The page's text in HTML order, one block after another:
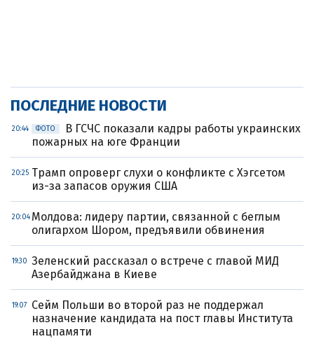
ПОСЛЕДНИЕ НОВОСТИ
20:44 ФОТО
В ГСЧС показали кадры работы украинских
пожарных на юге Франции
20:25 Трамп опроверг слухи о конфликте с Хэгсетом
из-за запасов оружия США
20:04 Молдова: лидеру партии, связанной с беглым
олигархом Шором, предъявили обвинения
19:30 Зеленский рассказал о встрече с главой МИД
Азербайджана в Киеве
19:07
Сейм Польши во второй раз не поддержал
назначение кандидата на пост главы Института
нацпамяти